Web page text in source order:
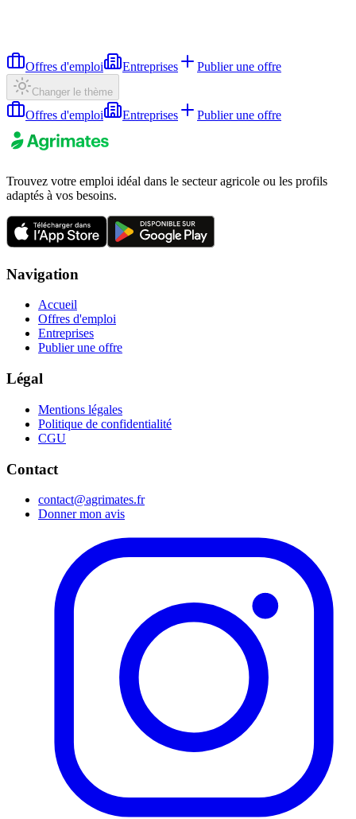
Offres d'emploi Entreprises Publier une offre
Changer le thème
Offres d'emploi Entreprises Publier une offre
Trouvez votre emploi idéal dans le secteur agricole ou les profils
adaptés à vos besoins.
Navigation
Accueil
Offres d'emploi
Entreprises
Publier une offre
Légal
Mentions légales
Politique de confidentialité
CGU
Contact
contact@agrimates.fr
Donner mon avis